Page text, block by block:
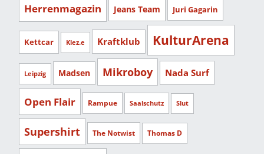
Herrenmagazin Jeans Team Juri Gagarin
Kettcar Klez.e Kraftklub KulturArena
Leipzig Madsen Mikroboy Nada Surf
Open Flair Rampue Saalschutz Slut
Supershirt The Notwist Thomas D